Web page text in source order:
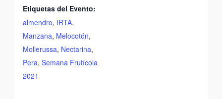
Etiquetas del Evento:
almendro, IRTA,
Manzana, Melocotón,
Mollerussa, Nectarina,
Pera,Semana Frutícola
2021